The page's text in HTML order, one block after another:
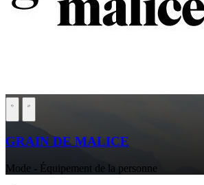
GRAIN DE MALICE
Mode - Équipement de la personne